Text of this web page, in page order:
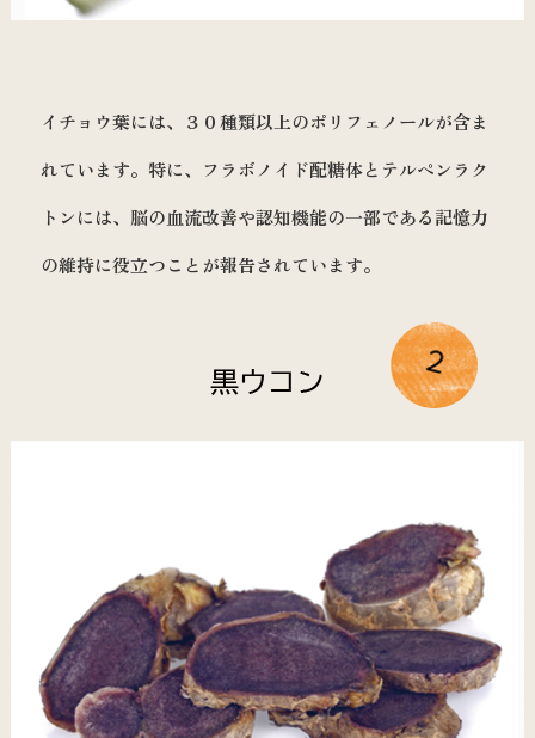
イチョウ葉には、３０種類以上のポリフェノールが含ま
れています。特に、フラボノイド配糖体とテルペンラク
トンには、脳の血流改善や認知機能の一部である記憶力
の維持に役立つことが報告されています。